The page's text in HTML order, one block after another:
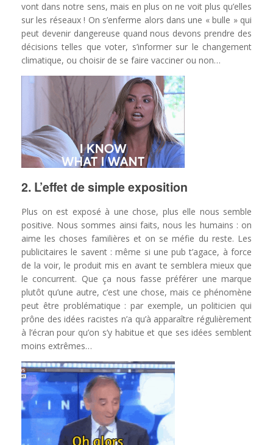
vont dans notre sens, mais en plus on ne voit plus qu’elles
sur les réseaux ! On s’enferme alors dans une « bulle » qui
peut devenir dangereuse quand nous devons prendre des
décisions telles que voter, s’informer sur le changement
climatique, ou choisir de se faire vacciner ou non…
2. L’effet de simple exposition
Plus on est exposé à une chose, plus elle nous semble
positive. Nous sommes ainsi faits, nous les humains : on
aime les choses familières et on se méfie du reste. Les
publicitaires le savent : même si une pub t’agace, à force
de la voir, le produit mis en avant te semblera mieux que
le concurrent. Que ça nous fasse préférer une marque
plutôt qu’une autre, c’est une chose, mais ce phénomène
peut être problématique : par exemple, un politicien qui
prône des idées racistes n’a qu’à apparaître régulièrement
à l’écran pour qu’on s’y habitue et que ses idées semblent
moins extrêmes…